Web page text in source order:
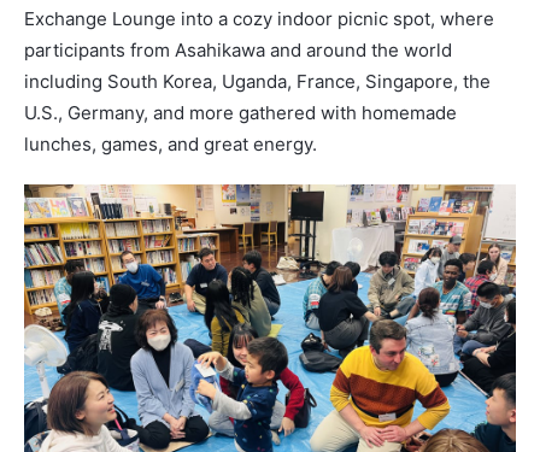
Exchange Lounge into a cozy indoor picnic spot, where
participants from Asahikawa and around the world
including South Korea, Uganda, France, Singapore, the
U.S., Germany, and more gathered with homemade
lunches, games, and great energy.